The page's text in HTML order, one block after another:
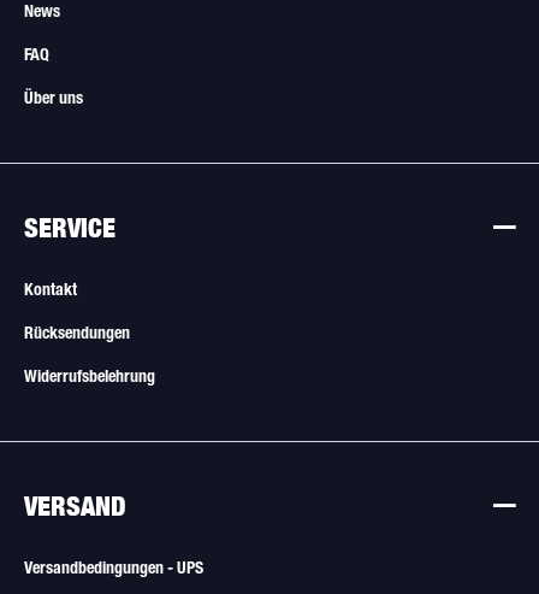
News
FAQ
Über uns
SERVICE
Kontakt
Rücksendungen
Widerrufsbelehrung
VERSAND
Versandbedingungen - UPS